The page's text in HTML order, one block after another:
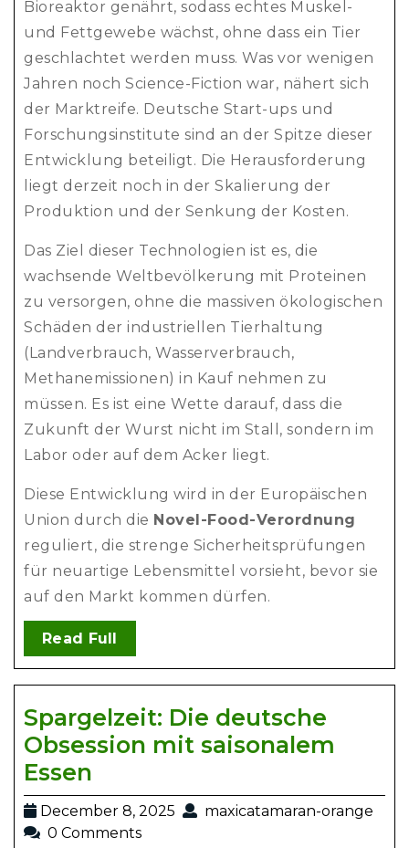
Bioreaktor genährt, sodass echtes Muskel-
und Fettgewebe wächst, ohne dass ein Tier
geschlachtet werden muss. Was vor wenigen
Jahren noch Science-Fiction war, nähert sich
der Marktreife. Deutsche Start-ups und
Forschungsinstitute sind an der Spitze dieser
Entwicklung beteiligt. Die Herausforderung
liegt derzeit noch in der Skalierung der
Produktion und der Senkung der Kosten.
Das Ziel dieser Technologien ist es, die
wachsende Weltbevölkerung mit Proteinen
zu versorgen, ohne die massiven ökologischen
Schäden der industriellen Tierhaltung
(Landverbrauch, Wasserverbrauch,
Methanemissionen) in Kauf nehmen zu
müssen. Es ist eine Wette darauf, dass die
Zukunft der Wurst nicht im Stall, sondern im
Labor oder auf dem Acker liegt.
Diese Entwicklung wird in der Europäischen
Union durch die Novel-Food-Verordnung
reguliert, die strenge Sicherheitsprüfungen
für neuartige Lebensmittel vorsieht, bevor sie
auf den Markt kommen dürfen.
Read Full
Spargelzeit: Die deutsche
Obsession mit saisonalem
Essen
December 8, 2025
maxicatamaran-orange
0 Comments